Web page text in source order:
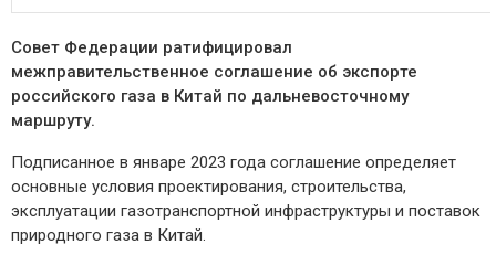
Совет Федерации ратифицировал
межправительственное соглашение об экспорте
российского газа в Китай по дальневосточному
маршруту.
Подписанное в январе 2023 года соглашение определяет
основные условия проектирования, строительства,
эксплуатации газотранспортной инфраструктуры и поставок
природного газа в Китай.